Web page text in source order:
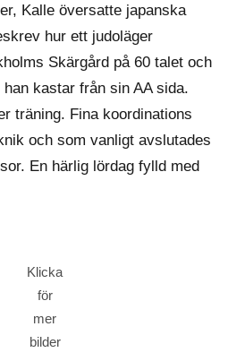
Kalle översatte japanska
hur ett judoläger
Skärgård på 60 talet och
kastar från sin AA sida.
träning. Fina koordinations
och som vanligt avslutades
En härlig lördag fylld med
Klicka
för
mer
bilder